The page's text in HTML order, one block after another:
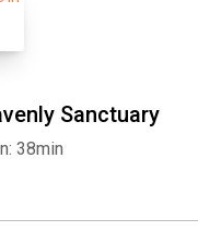
Sanctuary
38min